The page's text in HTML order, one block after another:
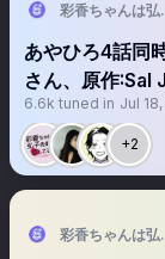
彩香ちゃんは
あやひろ4話同
さん、原作:Sal
6.6k tuned in Jul
+2
彩香ちゃんは